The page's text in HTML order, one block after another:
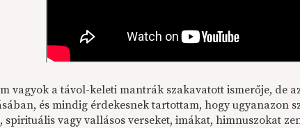
vagyok a távol-keleti mantrák szakavatott ismerője, de
és mindig érdekesnek tartottam, hogy ugyanazon
spirituális vagy vallásos verseket, imákat, himnuszokat